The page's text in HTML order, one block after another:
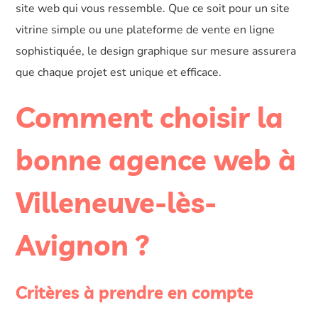
site web qui vous ressemble. Que ce soit pour un site
vitrine simple ou une plateforme de vente en ligne
sophistiquée, le design graphique sur mesure assurera
que chaque projet est unique et efficace.
Comment choisir la
bonne agence web à
Villeneuve-lès-
Avignon ?
Critères à prendre en compte